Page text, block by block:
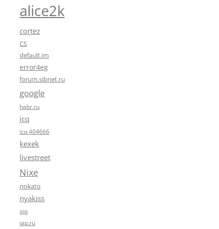
alice2k
cortez
CS
default.im
error4eg
forum.sibnet.ru
google
habr.ru
icq
icq 404666
kexek
livestreet
Nixe
nokato
nyakiss
qip
qip.ru